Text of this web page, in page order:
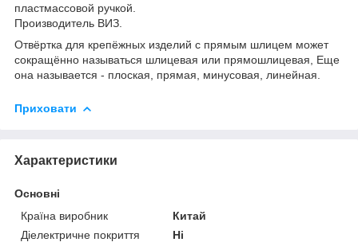
пластмассовой ручкой.
Производитель ВИЗ.
Отвёртка для крепёжных изделий с прямым шлицем может
сокращённо называться шлицевая или прямошлицевая, Еще
она называется - плоская, прямая, минусовая, линейная.
Приховати
Характеристики
Основні
Країна виробник
Китай
Діелектричне покриття
Ні